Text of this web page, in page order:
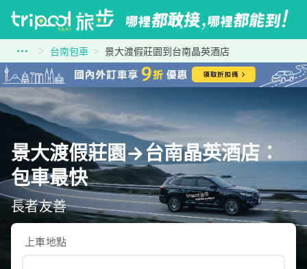
台南包車 景大渡假莊園到台南晶英酒店
景大渡假莊園→台南晶英酒店：
包車最快
長者友善
上車地點